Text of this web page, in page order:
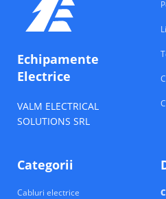
Echipamente
Electrice
VALM ELECTRICAL
SOLUTIONS SRL
Categorii
Cabluri electrice